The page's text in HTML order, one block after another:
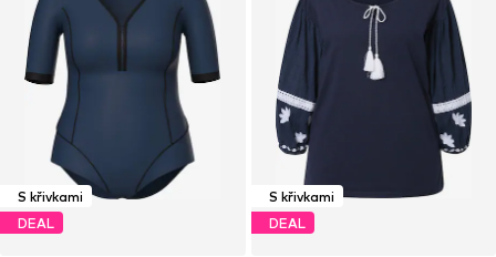
S křivkami
DEAL
S křivkami
DEAL